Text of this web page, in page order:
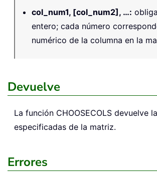
col_num1, [col_num2], …:
entero; cada número
numérico de la columna en la
Devuelve
La función CHOOSECOLS devuelve
especificadas de la matriz.
Errores